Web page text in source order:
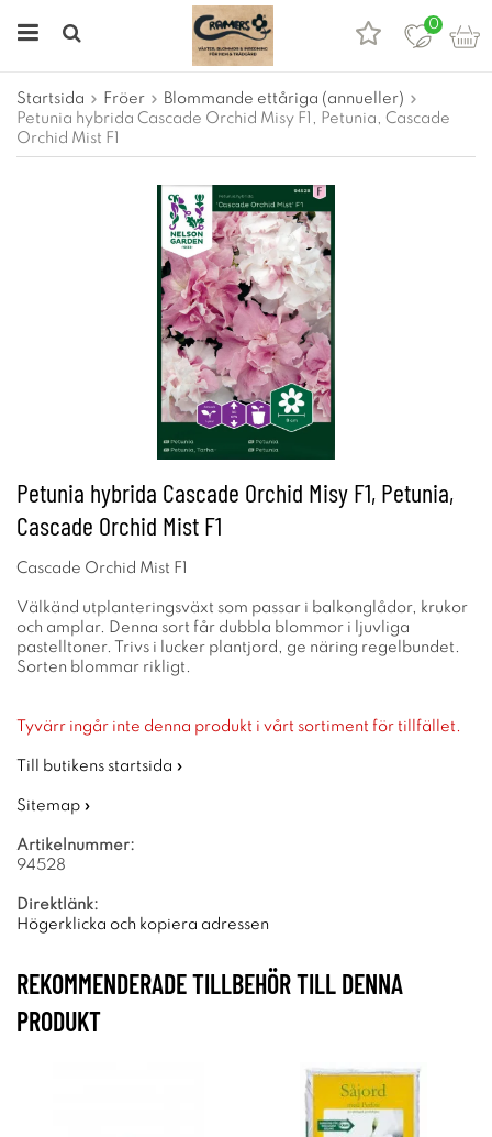
0
Startsida Fröer
Blommande ettåriga (annueller)
Petunia hybrida Cascade Orchid Misy F1, Petunia, Cascade
Orchid Mist F1
Petunia hybrida Cascade Orchid Misy F1, Petunia,
Cascade Orchid Mist F1
Cascade Orchid Mist F1
Välkänd utplanteringsväxt som passar i balkonglådor, krukor
och amplar. Denna sort får dubbla blommor i ljuvliga
pastelltoner. Trivs i lucker plantjord, ge näring regelbundet.
Sorten blommar rikligt.
Tyvärr ingår inte denna produkt i vårt sortiment för tillfället.
Till butikens startsida »
Sitemap »
Artikelnummer:
94528
Direktlänk:
Högerklicka och kopiera adressen
REKOMMENDERADE TILLBEHÖR TILL DENNA
PRODUKT